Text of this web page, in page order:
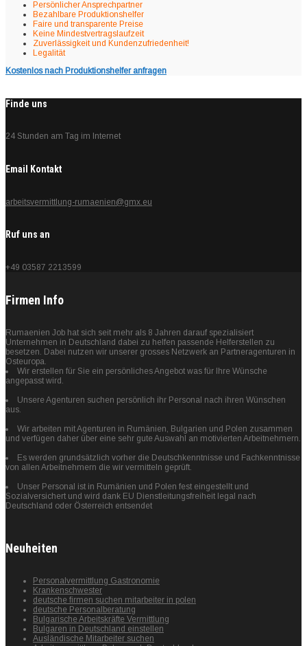
Persönlicher Ansprechpartner
Bezahlbare Produktionshelfer
Faire und transparente Preise
Keine Mindestvertragslaufzeit
Zuverlässigkeit und Kundenzufriedenheit!
Legalität
Kostenlos nach Produktionshelfer anfragen
Finde uns
24 Stunden am Tag im Internet
Email Kontakt
arbeitsvermittlung-rumaenien@gmx.eu
Ruf uns an
+49 03587 2213599
Firmen Info
Rumaenien Job hat sich seit mehr als 8 Jahren darauf spezialisiert
Unternehmen in Deutschland dabei zu helfen passende Helferstellen zu
besetzen. Dabei nutzen wir unserer grosses Netzwerk an Partneragenturen in
Osteuropa.
Wir erstellen für Sie ein persönliches Angebot was für Ihre Wünsche
angepasst wird.
Unsere Agenturen suchen persönlich ihr Personal nach ihren Wünschen
aus.
Wir arbeiten mit Agenturen in Rumänien, Bulgarien und Polen zusammen
und verfügen daher über eine sehr gute Auswahl an motivierten Arbeitnehmern.
Es werden grundsätzlich vorher die Deutschkenntnisse und Fachkenntnisse
von allen Arbeitnehmern die wir vermitteln geprüft.
Unser Personal ist in Rumänien und Polen fest eingestellt und
Sozialversichert und wird dank EU Dienstleitungsfreiheit legal nach
Deutschland oder Österreich entsendet
Neuheiten
Personalvermittlung Gastronomie
Krankenschwester
deutsche firmen suchen mitarbeiter in polen
deutsche Personalberatung
Bulgarische Arbeitskräfte Vermittlung
Bulgaren in Deutschland einstellen
Ausländische Mitarbeiter suchen